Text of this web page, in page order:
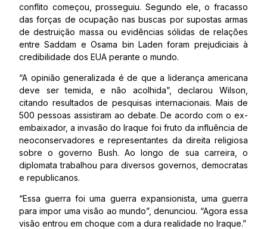
conflito começou, prosseguiu. Segundo ele, o fracasso
das forças de ocupação nas buscas por supostas armas
de destruição massa ou evidências sólidas de relações
entre Saddam e Osama bin Laden foram prejudiciais à
credibilidade dos EUA perante o mundo.
“A opinião generalizada é de que a liderança americana
deve ser temida, e não acolhida”, declarou Wilson,
citando resultados de pesquisas internacionais. Mais de
500 pessoas assistiram ao debate. De acordo com o ex-
embaixador, a invasão do Iraque foi fruto da influência de
neoconservadores e representantes da direita religiosa
sobre o governo Bush. Ao longo de sua carreira, o
diplomata trabalhou para diversos governos, democratas
e republicanos.
“Essa guerra foi uma guerra expansionista, uma guerra
para impor uma visão ao mundo”, denunciou. “Agora essa
visão entrou em choque com a dura realidade no Iraque.”